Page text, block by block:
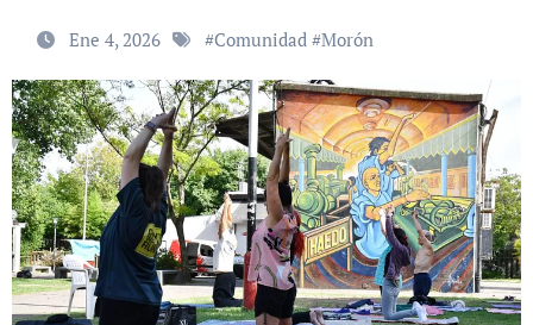
Ene 4, 2026 #Comunidad #Morón